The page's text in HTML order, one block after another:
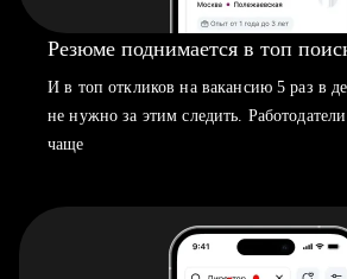
Резюме поднимается в топ
И в топ откликов на вакансию 5 раз в
не нужно за этим следить. Работодатели
чаще